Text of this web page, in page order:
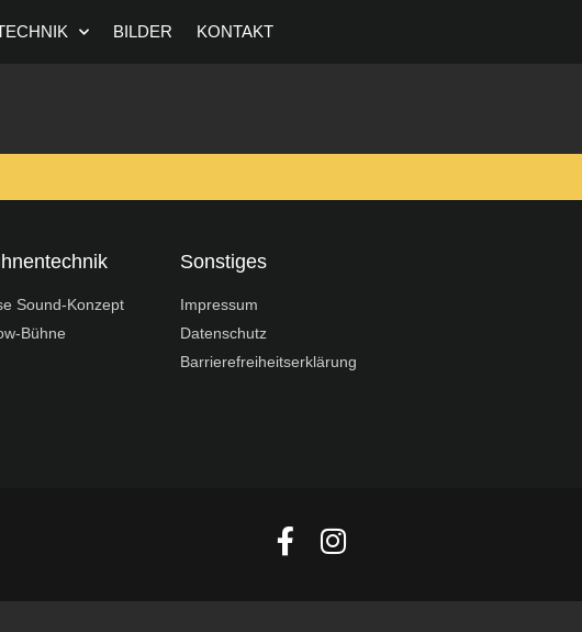
BILDER KONTAKT
Sound-Konzept
Bühne
Sonstiges
Impressum
Datenschutz
Barrierefreiheitserklärung